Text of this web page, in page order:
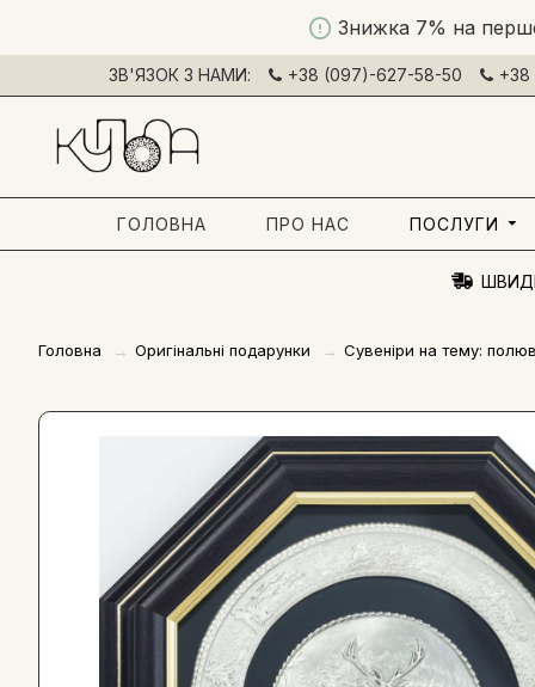
Знижка 7% на
ЗВ'ЯЗОК З НАМИ: +38 (097)-627-58-50 +38
ГОЛОВНА ПРО НАС ПОСЛУГИ
Головна Оригінальні подарунки Сувеніри на тему: